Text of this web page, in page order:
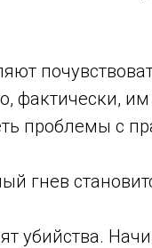
фактически,
проблемы с
гнев
убийства.